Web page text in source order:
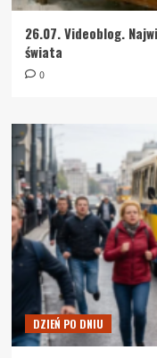
26.07. Videoblog.
świata
0
DZIEŃ PO DNIU